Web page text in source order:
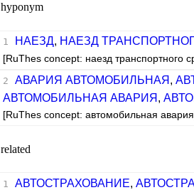
hyponym
НАЕЗД, НАЕЗД
[RuThes concept: наезд транспортного
АВАРИЯ АВТОМОБИЛЬНАЯ ,
АВТОМОБИЛЬНАЯ АВАРИЯ ,
[RuThes concept: автомобильная
related
АВТОСТРАХОВАНИЕ,